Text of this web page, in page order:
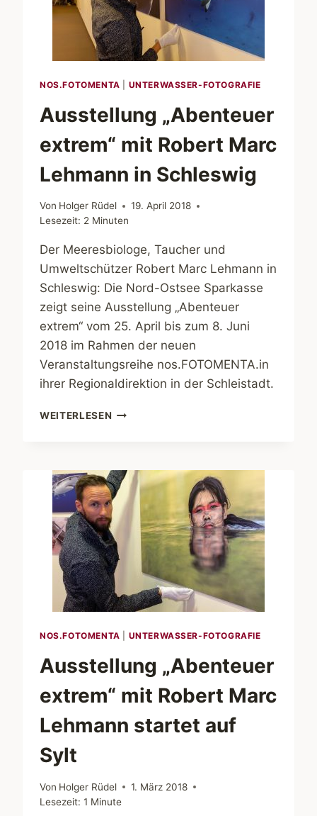
NOS.FOTOMENTA UNTERWASSER-FOTOGRAFIE
Ausstellung „Abenteuer
extrem“ mit Robert Marc
Lehmann in Schleswig
Von Holger Rüdel
19. April 2018
Lesezeit: 2 Minuten
Der Meeresbiologe, Taucher und
Umweltschützer Robert Marc Lehmann in
Schleswig: Die Nord-Ostsee Sparkasse
zeigt seine Ausstellung „Abenteuer
extrem“ vom 25. April bis zum 8. Juni
2018 im Rahmen der neuen
Veranstaltungsreihe nos.FOTOMENTA.in
ihrer Regionaldirektion in der Schleistadt.
WEITERLESEN AUSSTELLUNG
ROBERT
MARC
LEHMANN
IN
SCHLESWIG
NOS.FOTOMENTA UNTERWASSER-FOTOGRAFIE
Ausstellung „Abenteuer
extrem“ mit Robert Marc
Lehmann startet auf
Sylt
Von Holger Rüdel
1. März 2018
Lesezeit: 1 Minute